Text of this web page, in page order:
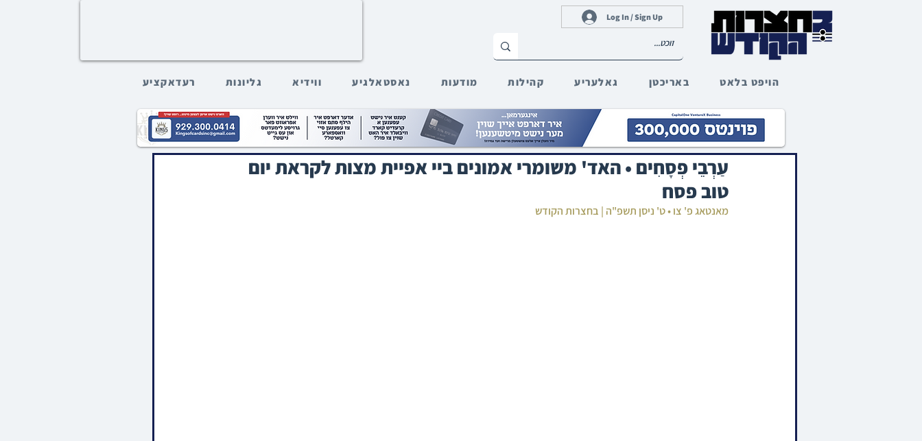
הויפט בלאט באריכטן גאלעריע קהילות מודעות נאסטאלגיע ווידיא גליונות רעדאקציע
Log In / Sign Up
עַרְבֵי פְסָחִים • האד' משומרי אמונים ביי אפיית מצות לקראת יום
טוב פסח
מאנטאג פ' צו • ט' ניסן תשפ"ה | בחצרות הקודש